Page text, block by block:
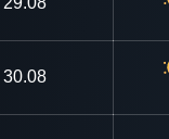
30.08